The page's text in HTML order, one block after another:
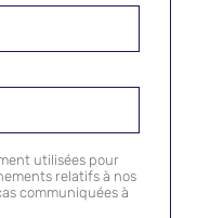
utilisées pour
relatifs à nos
communiquées à